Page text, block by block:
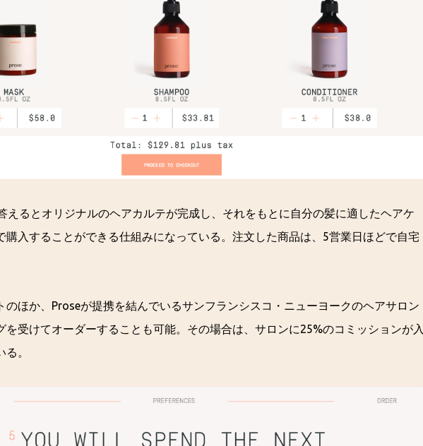
えるとオリジナルのヘアカルテが完成し、それをもとに自分の髪に適したヘアケ
購入することができる仕組みになっている。注文した商品は、5営業日ほどで自宅
のほか、Proseが提携を結んでいるサンフランシスコ・ニューヨークのヘアサロン
を受けてオーダーすることも可能。その場合は、サロンに25%のコミッションが入
。